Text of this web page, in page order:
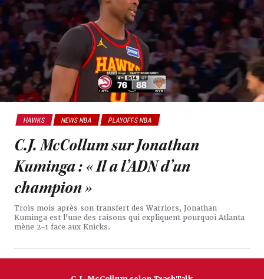
HAWKS NEWS NBA PLAYOFFS NBA
C.J. McCollum sur Jonathan
Kuminga : « Il a l’ADN d’un
champion »
Trois mois après son transfert des Warriors, Jonathan
Kuminga est l’une des raisons qui expliquent pourquoi Atlanta
mène 2-1 face aux Knicks.